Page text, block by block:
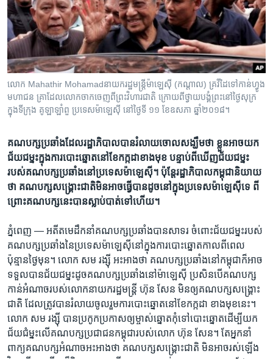
ទំព័រ​
រចនា
សម្ព័ន្ធ​
រំលង​
និង​
ទៅ​
កាន់​
ស្វែង​
កម្មវិធីទាំងអស់
Khmer English
បណ្តាញ​សង្គម
លោក Mahathir Mohamadនាយក​រដ្ឋមន្រ្តី​ម៉ាឡេស៊ី (កណ្តាល) គ្រវីដៃ​ទៅ​កាន់​ហ្វូង​
មហាជន គ្រាដែល​លោក​ចាកចេញ​ពី​ព្រះវិហារ​ជាតិ ក្រោយពី​ថ្វាយ​បង្គំ​ព្រះ​នៅ​ថ្ងៃសុក្រ
ក្នុង​ទីក្រុង គូឡាឡាំពួ ប្រទេស​ម៉ាឡេស៊ី នៅ​ថ្ងៃទី ១១ ខែឧសភា ឆ្នាំ២០១៨។
គណបក្ស​ប្រឆាំង​ដែល​រដ្ឋាភិបាល​បាន​រំលាយ​ចោល​សង្ឃឹម​ថា ខ្លួន​អាច​យក​
ជ័យជម្នះ​ក្នុង​ការបោះឆ្នោត​នៅ​ខែ​កក្កដា​ខាងមុខ បន្ទាប់ពី​ឃើញ​ជ័យជម្នះ​
របស់​គណបក្ស​ប្រឆាំង​នៅ​ប្រទេស​ម៉ាឡេស៊ី។ ប៉ុន្តែ​រដ្ឋាភិបាល​កម្ពុជា​និយាយ​
ថា គណបក្ស​​សង្រ្គោះ​ជាតិ​មិន​អាច​ធ្វើ​បាន​ដូច​នៅ​ក្នុង​ប្រទេស​ម៉ាឡេស៊ី​ទេ ពី​
ព្រោះ​គណបក្ស​នេះ​បាន​ស្លាប់​បាត់​ទៅ​ហើយ។
ភ្នំពេញ — អតីត​មេដឹកនាំ​គណបក្ស​ប្រឆាំង​បាន​សាទរ​ ​ចំពោះ​ជ័យជម្នះ​របស់​
គណបក្ស​ប្រឆាំង​នៃ​ប្រទេស​ម៉ាឡេស៊ី​នៅ​ក្នុងការ​បោះឆ្នោត​កាលពី​ពេល​
ប៉ុន្មាន​ថ្ងៃ​មុន។ លោក សម រង្ស៊ី អះអាង​ថា​ គណ​បក្ស​ប្រឆាំង​នៅ​កម្ពុជា​ក៏​អាច​
ទទួល​បាន​ជ័យ​ជម្នះ​ដូច​គណបក្ស​ប្រឆាំង​នៅ​ម៉ាឡេស៊ី​ ប្រសិនបើ​គណ​បក្ស​
កាន់​អំណាច​របស់​លោក​នាយក​រដ្ឋ​មន្ត្រី​ ​ហ៊ុន សែន​ ​មិន​ឲ្យ​គណបក្ស​សង្គ្រោះ​
ជាតិ ដែល​ត្រូវ​បាន​រំលាយ​ចូលរួម​ការ​បោះឆ្នោត​នៅ​ខែ​កក្កដា ខាងមុខ​នេះ។
លោក សម រង្ស៊ី​ ​បាន​ប្រកូក​ប្រកាស​ឲ្យ​ម្ចាស់​ឆ្នោត​កុំ​ទៅ​បោះឆ្នោត​ដើម្បី​យក​
ជ័យ​ជំម្នះ​លើ​គណបក្ស​ប្រជាជន​កម្ពុជា​របស់​លោក​ ​ហ៊ុន សែន។ តែ​អ្នកនាំ​
ពាក្យ​គណបក្ស​អំណាច​អះអាង​ថា គណបក្ស​សង្គ្រោះ​ជាតិ មិន​អាច​រស់​ឡើង​